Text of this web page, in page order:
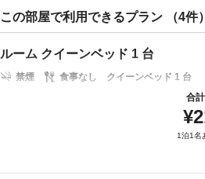
この部屋で利用できるプラン （4件）
ルーム クイーンベッド 1 台
禁煙 食事なし
クイーンベッド 1 台
合計
¥
1泊1名